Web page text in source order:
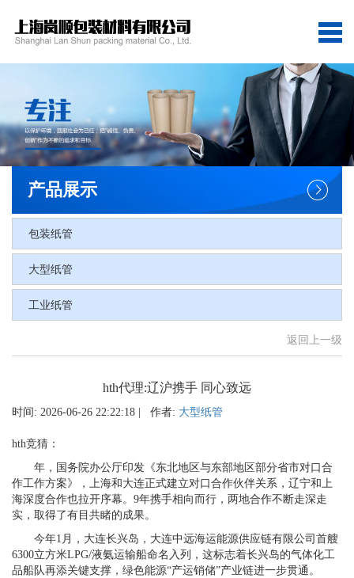
网站首页
关于我们
产品展示
客户案例
产品展示
包装纸管
大型纸管
工业纸管
返回上一级
hth代理:辽沪携手 同心致远
时间: 2026-06-26 22:22:18 | 作者: 大型纸管
hth竞猜：
年，国务院办公厅印发《东北地区与东部地区部分省市对口合
作工作方案》，上海和大连正式建立对口合作伙伴关系，辽宁和上
海深度合作也拉开序幕。9年携手相向而行，两地合作不断走深走
实，取得了有目共睹的成果。
今年1月，大连长兴岛，大连中远海运能源供应链有限公司首艘
6300立方米LPG/液氨运输船命名入列，这标志着长兴岛的气体化工
品船队再添关键支撑，绿色能源“产运销储”产业链进一步贯通。